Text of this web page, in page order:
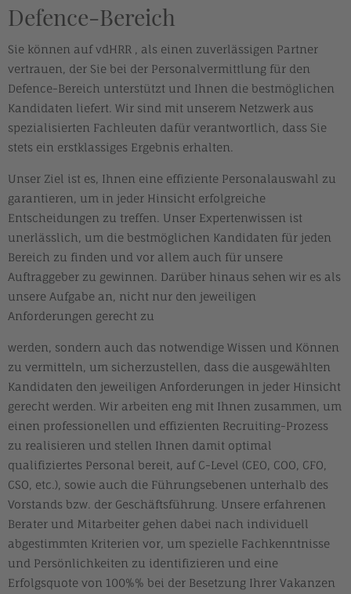
Defence-Bereich
Sie können auf vdHRR , als einen zuverlässigen Partner
vertrauen, der Sie bei der Personalvermittlung für den
Defence-Bereich unterstützt und Ihnen die bestmöglichen
Kandidaten liefert. Wir sind mit unserem Netzwerk aus
spezialisierten Fachleuten dafür verantwortlich, dass Sie
stets ein erstklassiges Ergebnis erhalten.
Unser Ziel ist es, Ihnen eine effiziente Personalauswahl zu
garantieren, um in jeder Hinsicht erfolgreiche
Entscheidungen zu treffen. Unser Expertenwissen ist
unerlässlich, um die bestmöglichen Kandidaten für jeden
Bereich zu finden und vor allem auch für unsere
Auftraggeber zu gewinnen. Darüber hinaus sehen wir es als
unsere Aufgabe an, nicht nur den jeweiligen
Anforderungen gerecht zu
werden, sondern auch das notwendige Wissen und Können
zu vermitteln, um sicherzustellen, dass die ausgewählten
Kandidaten den jeweiligen Anforderungen in jeder Hinsicht
gerecht werden. Wir arbeiten eng mit Ihnen zusammen, um
einen professionellen und effizienten Recruiting-Prozess
zu realisieren und stellen Ihnen damit optimal
qualifiziertes Personal bereit, auf C-Level (CEO, COO, CFO,
CSO, etc.), sowie auch die Führungsebenen unterhalb des
Vorstands bzw. der Geschäftsführung. Unsere erfahrenen
Berater und Mitarbeiter gehen dabei nach individuell
abgestimmten Kriterien vor, um spezielle Fachkenntnisse
und Persönlichkeiten zu identifizieren und eine
Erfolgsquote von 100%% bei der Besetzung Ihrer Vakanzen